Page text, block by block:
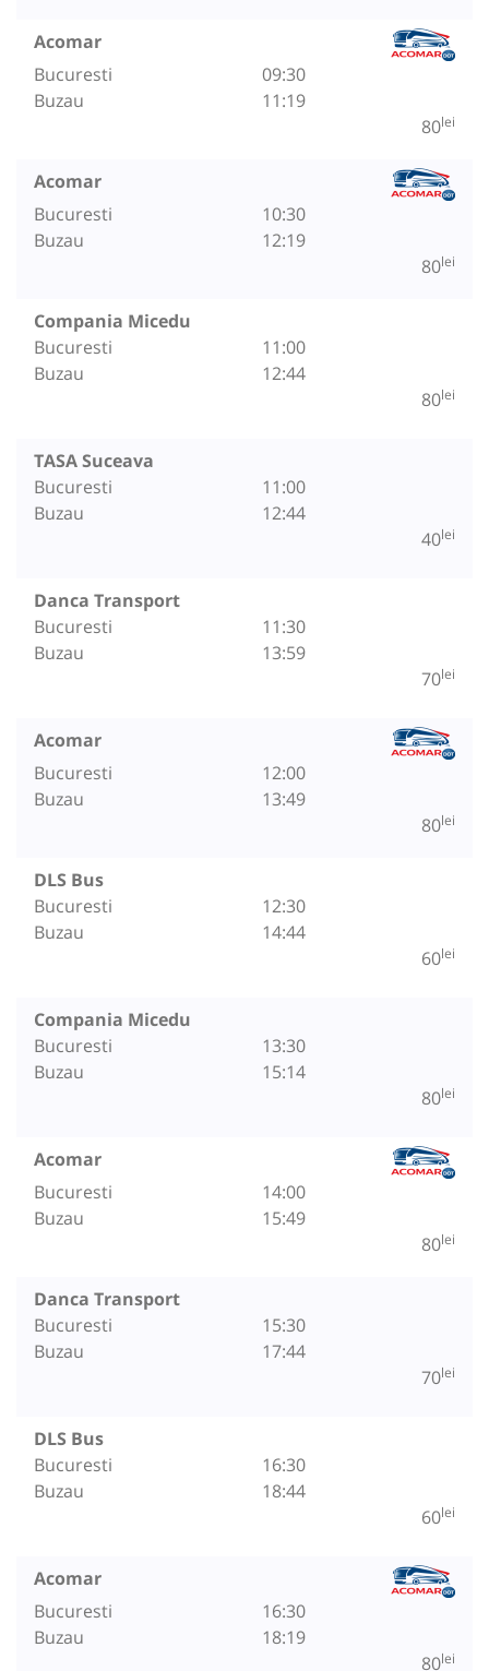
Acomar
Bucuresti
Buzau
09:30
11:19
80lei
Acomar
Bucuresti
Buzau
10:30
12:19
80lei
Compania Micedu
Bucuresti
Buzau
11:00
12:44
80lei
TASA Suceava
Bucuresti
Buzau
11:00
12:44
40lei
Danca Transport
Bucuresti
Buzau
11:30
13:59
70lei
Acomar
Bucuresti
Buzau
12:00
13:49
80lei
DLS Bus
Bucuresti
Buzau
12:30
14:44
60lei
Compania Micedu
Bucuresti
Buzau
13:30
15:14
80lei
Acomar
Bucuresti
Buzau
14:00
15:49
80lei
Danca Transport
Bucuresti
Buzau
15:30
17:44
70lei
DLS Bus
Bucuresti
Buzau
16:30
18:44
60lei
Acomar
Bucuresti
Buzau
16:30
18:19
80lei